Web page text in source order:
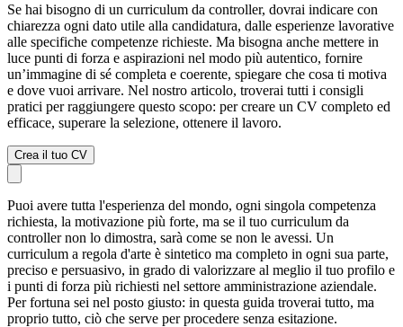
Se hai bisogno di un curriculum da controller, dovrai indicare con
chiarezza ogni dato utile alla candidatura, dalle esperienze lavorative
alle specifiche competenze richieste. Ma bisogna anche mettere in
luce punti di forza e aspirazioni nel modo più autentico, fornire
un’immagine di sé completa e coerente, spiegare che cosa ti motiva
e dove vuoi arrivare. Nel nostro articolo, troverai tutti i consigli
pratici per raggiungere questo scopo: per creare un CV completo ed
efficace, superare la selezione, ottenere il lavoro.
Crea il tuo CV
Puoi avere tutta l'esperienza del mondo, ogni singola competenza
richiesta, la motivazione più forte, ma se il tuo curriculum da
controller non lo dimostra, sarà come se non le avessi. Un
curriculum a regola d'arte è sintetico ma completo in ogni sua parte,
preciso e persuasivo, in grado di valorizzare al meglio il tuo profilo e
i punti di forza più richiesti nel settore amministrazione aziendale.
Per fortuna sei nel posto giusto: in questa guida troverai tutto, ma
proprio tutto, ciò che serve per procedere senza esitazione.